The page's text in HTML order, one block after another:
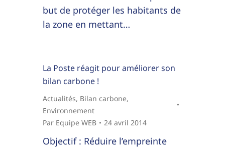
but de protéger les habitants de
la zone en mettant…
La Poste réagit pour améliorer son
bilan carbone !
Actualités, Bilan carbone,
Environnement
Par Equipe WEB 24 avril 2014
Objectif : Réduire l’empreinte